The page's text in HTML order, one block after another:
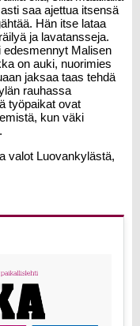
saa ajettua itsensä
Hän itse lataa
ja lavatansseja.
edesmennyt Malisen
on auki, nuorimies
jaksaa taas tehdä
rauhassa
työpaikat ovat
kun väki
valot Luovankylästä,